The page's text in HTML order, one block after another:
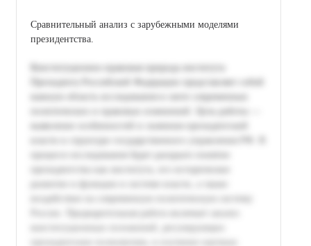
Сравнительный анализ с зарубежными моделями
президентства.